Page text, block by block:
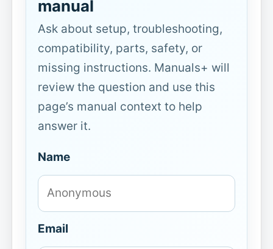
manual
Ask about setup, troubleshooting,
compatibility, parts, safety, or
missing instructions. Manuals+ will
review the question and use this
page’s manual context to help
answer it.
Name
Email